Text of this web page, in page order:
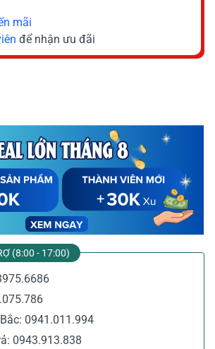
mãi
để nhận ưu đãi
(8:00 - 17:00)
0941.011.994
0943.913.838